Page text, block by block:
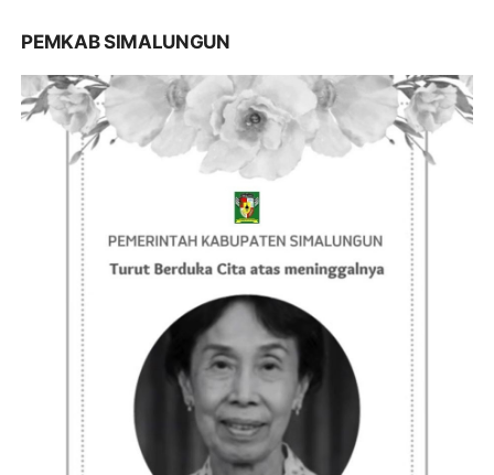
PEMKAB SIMALUNGUN